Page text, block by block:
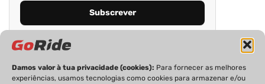
Damos valor à tua privacidade (cookies): Para fornecer as melhores
experiências, usamos tecnologias como cookies para armazenar e/ou